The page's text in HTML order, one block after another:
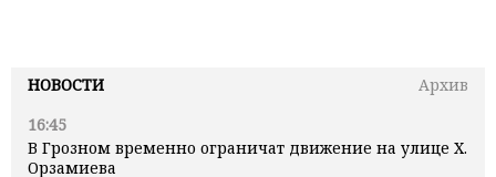
НОВОСТИ
Архив
16:45
В Грозном временно ограничат движение на улице Х.
Орзамиева